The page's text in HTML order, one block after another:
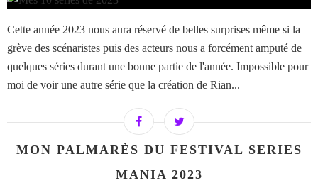
Cette année 2023 nous aura réservé de belles surprises même si la
grève des scénaristes puis des acteurs nous a forcément amputé de
quelques séries durant une bonne partie de l'année. Impossible pour
moi de voir une autre série que la création de Rian...
MON PALMARÈS DU FESTIVAL SERIES
MANIA 2023